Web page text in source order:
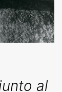
al